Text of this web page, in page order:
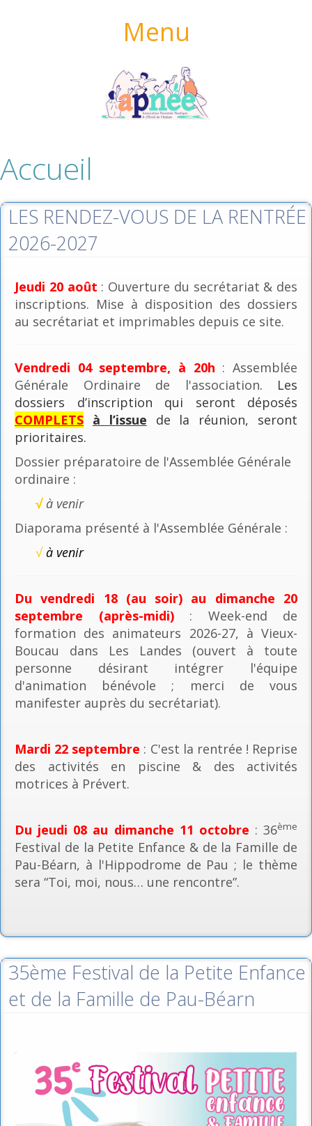
Menu
Accueil
LES RENDEZ-VOUS DE LA RENTRÉE
2026-2027
Jeudi 20 août : Ouverture du secrétariat & des
inscriptions. Mise à disposition des dossiers
au secrétariat et imprimables depuis ce site.
Vendredi 04 septembre, à 20h : Assemblée
Générale Ordinaire de l'association. Les
dossiers d’inscription qui seront déposés
COMPLETS à l’issue de la réunion, seront
prioritaires.
Dossier préparatoire de l'Assemblée Générale
ordinaire :
√ à venir
Diaporama présenté à l'Assemblée Générale :
√à venir
Du vendredi 18 (au soir) au dimanche 20
septembre (après-midi): Week-end de
formation des animateurs 2026-27, à Vieux-
Boucau dans Les Landes (ouvert à toute
personne désirant intégrer l'équipe
d'animation bénévole ; merci de vous
manifester auprès du secrétariat).
Mardi 22 septembre : C'est la rentrée ! Reprise
des activités en piscine & des activités
motrices à Prévert.
Du jeudi 08 au dimanche 11 octobre : 36ème
Festival de la Petite Enfance & de la Famille de
Pau-Béarn, à l'Hippodrome de Pau ; le thème
sera “Toi, moi, nous… une rencontre”.
35ème Festival de la Petite Enfance
et de la Famille de Pau-Béarn